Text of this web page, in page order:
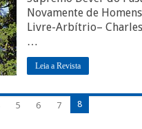
Novamente de
Livre-Arbítrio–
…
Leia a Revista
5 6 7 8